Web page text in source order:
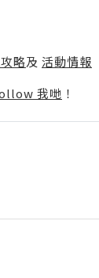
略及 活動情報
我哋 ！